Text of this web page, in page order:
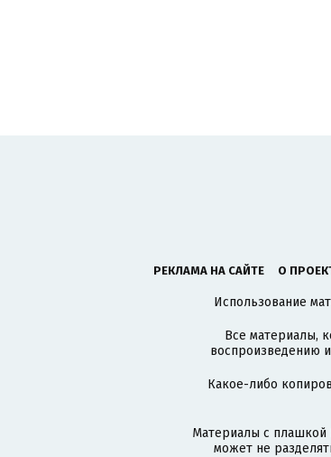
РЕКЛАМА НА САЙТЕ О
Использование
Все материалы,
воспроизведению
Какое-либо
Материалы с
может не